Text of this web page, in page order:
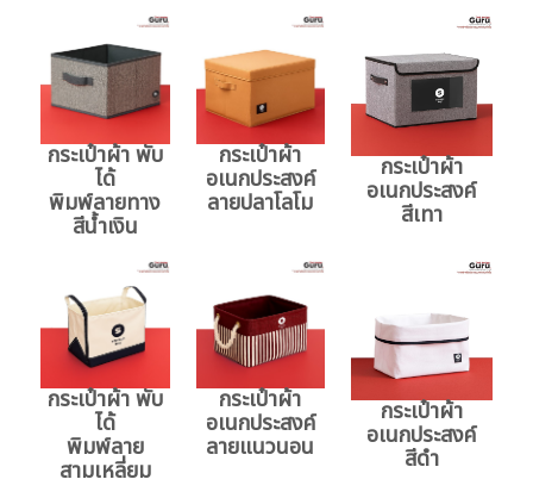
กระเป๋าผ้า พับ
ได้
พิมพ์ลายทาง
สีน้ำเงิน
กระเป๋าผ้า
อเนกประสงค์
ลายปลาโลโม
กระเป๋าผ้า
อเนกประสงค์
สีเทา
กระเป๋าผ้า พับ
ได้
พิมพ์ลาย
สามเหลี่ยม
กระเป๋าผ้า
อเนกประสงค์
ลายแนวนอน
กระเป๋าผ้า
อเนกประสงค์
สีดำ